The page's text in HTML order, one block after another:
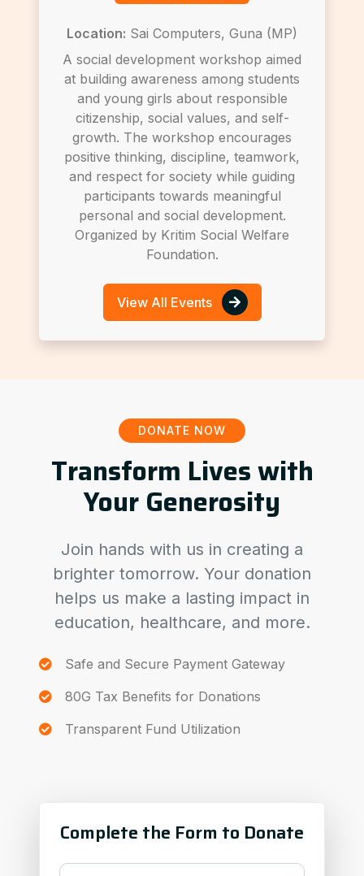
Location: Sai Computers, Guna (MP)
A social development workshop aimed
at building awareness among students
and young girls about responsible
citizenship, social values, and self-
growth. The workshop encourages
positive thinking, discipline, teamwork,
and respect for society while guiding
participants towards meaningful
personal and social development.
Organized by Kritim Social Welfare
Foundation.
View All Events
DONATE NOW
Transform Lives with
Your Generosity
Join hands with us in creating a
brighter tomorrow. Your donation
helps us make a lasting impact in
education, healthcare, and more.
Safe and Secure Payment Gateway
80G Tax Benefits for Donations
Transparent Fund Utilization
Complete the Form to Donate